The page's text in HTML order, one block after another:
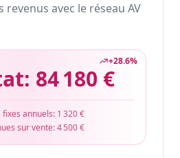
revenus avec le réseau AV
+28.6%
84 180 €
fixes annuels: 1 320 €
sur vente:4 500 €